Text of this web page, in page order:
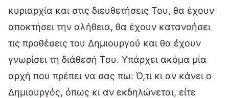
κυριαρχία και στις διευθετήσεις Του, θα έχουν
αποκτήσει την αλήθεια, θα έχουν κατανοήσει
τις προθέσεις του Δημιουργού και θα έχουν
γνωρίσει τη διάθεσή Του. Υπάρχει ακόμα μία
αρχή που πρέπει να σας πω: Ό,τι κι αν κάνει ο
Δημιουργός, όπως κι αν εκδηλώνεται, είτε